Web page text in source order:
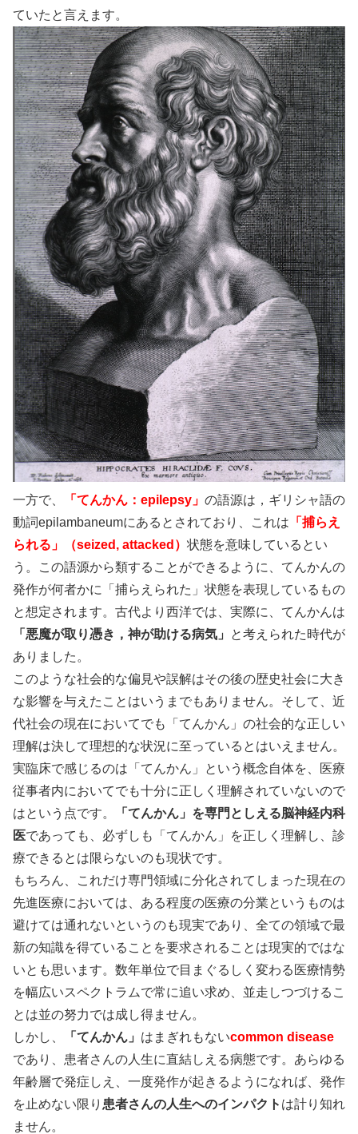
ていたと言えます。
一方で、 「てんかん：epilepsy」 の語源は，ギリシャ語の
動詞epilambaneumにあるとされており、これは 「捕らえ
られる」（seized, attacked） 状態を意味しているとい
う。この語源から類することができるように、てんかんの
発作が何者かに「捕らえられた」状態を表現しているもの
と想定されます。古代より西洋では、実際に、てんかんは
「悪魔が取り憑き，神が助ける病気」
と考えられた時代が
ありました。
このような社会的な偏見や誤解はその後の歴史社会に大き
な影響を与えたことはいうまでもありません。そして、近
代社会の現在においてでも「てんかん」の社会的な正しい
理解は決して理想的な状況に至っているとはいえません。
実臨床で感じるのは「てんかん」という概念自体を、医療
従事者内においてでも十分に正しく理解されていないので
はという点です。
「てんかん」を専門としえる脳神経内科
医であっても、必ずしも「てんかん」を正しく理解し、診
療できるとは限らないのも現状です。
もちろん、これだけ専門領域に分化されてしまった現在の
先進医療においては、ある程度の医療の分業というものは
避けては通れないというのも現実であり、全ての領域で最
新の知識を得ていることを要求されることは現実的ではな
いとも思います。数年単位で目まぐるしく変わる医療情勢
を幅広いスペクトラムで常に追い求め、並走しつづけるこ
とは並の努力では成し得ません。
しかし、
「てんかん」 はまぎれもないcommon disease
であり、患者さんの人生に直結しえる病態です。あらゆる
年齢層で発症しえ、一度発作が起きるようになれば、発作
を止めない限り 患者さんの人生へのインパクト は計り知れ
ません。